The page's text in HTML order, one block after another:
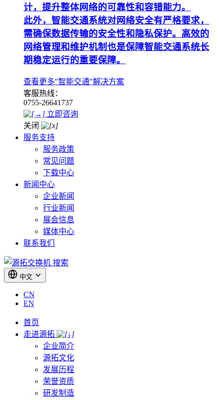
计，提升整体网络的可靠性和容错能力。
此外，智能交通系统对网络安全有严格要求，
需确保数据传输的安全性和隐私保护。高效的
网络管理和维护机制也是保障智能交通系统长
期稳定运行的重要保障。
查看更多"智能交通"解决方案
客服热线：
0755-26641737
立即咨询
关闭
服务支持
服务政策
常见问题
下载中心
新闻中心
企业新闻
行业新闻
展会信息
媒体中心
联系我们
搜索
中文
CN
EN
首页
走进源拓
企业简介
源拓文化
发展历程
荣誉资质
研发制造